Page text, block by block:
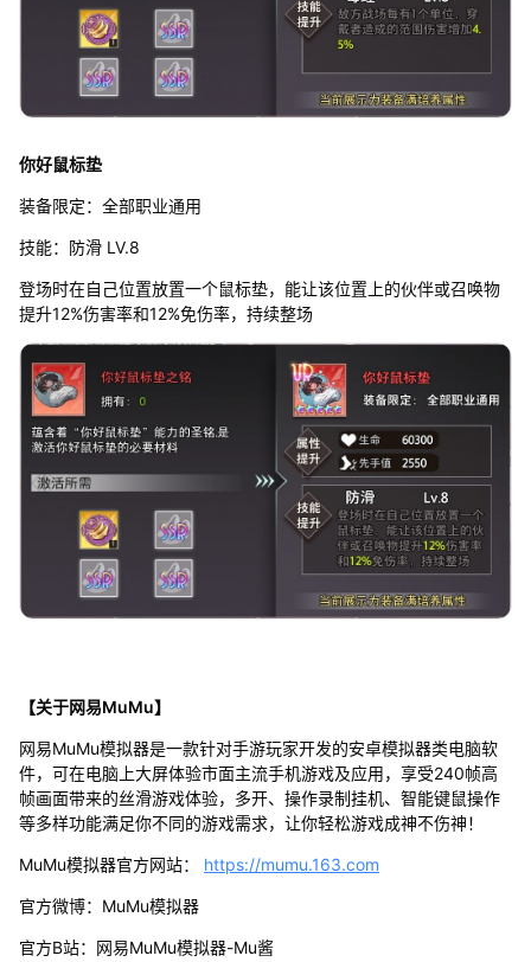
你好鼠标垫
装备限定：全部职业通用
技能：防滑 LV.8
登场时在自己位置放置一个鼠标垫，能让该位置上的伙伴或召唤物
提升12%伤害率和12%免伤率，持续整场
【关于网易MuMu】
网易MuMu模拟器是一款针对手游玩家开发的安卓模拟器类电脑软
件，可在电脑上大屏体验市面主流手机游戏及应用，享受240帧高
帧画面带来的丝滑游戏体验，多开、操作录制挂机、智能键鼠操作
等多样功能满足你不同的游戏需求，让你轻松游戏成神不伤神！
MuMu模拟器官方网站： https://mumu.163.com
官方微博：MuMu模拟器
官方B站：网易MuMu模拟器-Mu酱